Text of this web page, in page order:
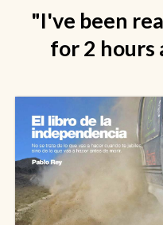
"I've been
for 2 hours